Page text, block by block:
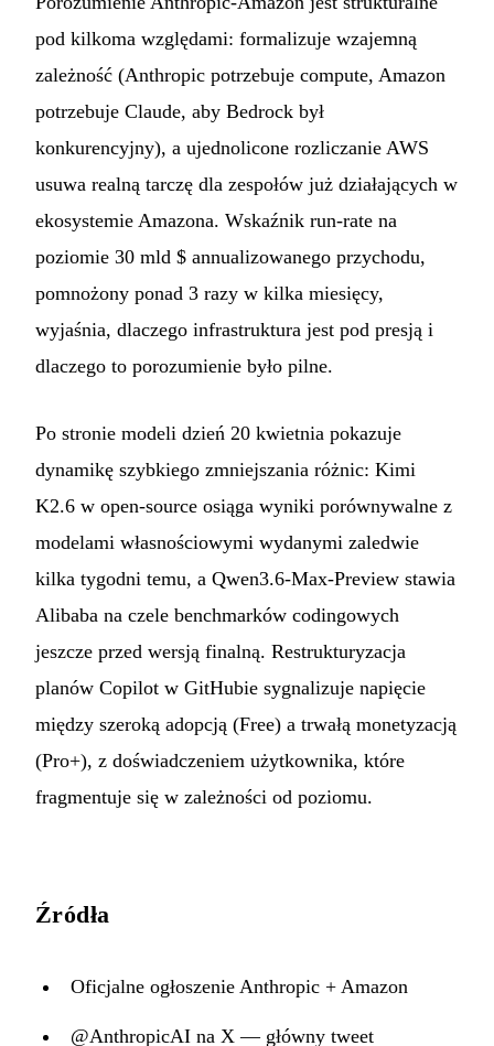
pod kilkoma względami: formalizuje wzajemną
zależność (Anthropic potrzebuje compute, Amazon
potrzebuje Claude, aby Bedrock był
konkurencyjny), a ujednolicone rozliczanie AWS
usuwa realną tarczę dla zespołów już działających w
ekosystemie Amazona. Wskaźnik run-rate na
poziomie 30 mld $ annualizowanego przychodu,
pomnożony ponad 3 razy w kilka miesięcy,
wyjaśnia, dlaczego infrastruktura jest pod presją i
dlaczego to porozumienie było pilne.
Po stronie modeli dzień 20 kwietnia pokazuje
dynamikę szybkiego zmniejszania różnic: Kimi
K2.6 w open-source osiąga wyniki porównywalne z
modelami własnościowymi wydanymi zaledwie
kilka tygodni temu, a Qwen3.6-Max-Preview stawia
Alibaba na czele benchmarków codingowych
jeszcze przed wersją finalną. Restrukturyzacja
planów Copilot w GitHubie sygnalizuje napięcie
między szeroką adopcją (Free) a trwałą monetyzacją
(Pro+), z doświadczeniem użytkownika, które
fragmentuje się w zależności od poziomu.
Źródła
Oficjalne ogłoszenie Anthropic + Amazon
@AnthropicAI na X — główny tweet